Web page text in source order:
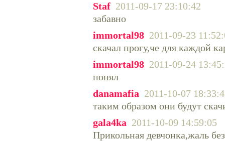
Staf 2011-09-17 23:10:42
забавно
immortal98 2011-09-23
скачал прогу,че для каждой
immortal98 2011-09-24
понял
danamafia 2011-10-07
таким образом они будут
gala4ka 2011-10-09 14:59:05
Прикольная девчонка,жаль